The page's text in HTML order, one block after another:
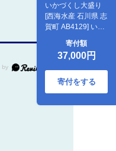
いかづくし大盛り
[西海水産 石川県 志
賀町 AB4129] いか
いか ほたるいか 手
作り イシリ漬 大盛
り
寄付額
37,000円
寄付をする